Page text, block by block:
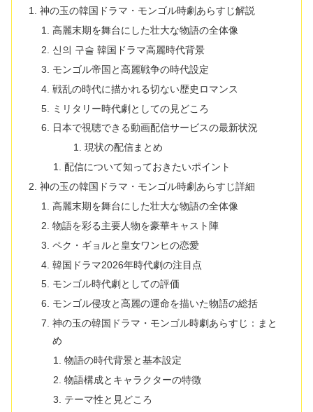
神の玉の韓国ドラマ・モンゴル時劇あらすじ解説
高麗末期を舞台にした壮大な物語の全体像
신의 구슬 韓国ドラマ高麗時代背景
モンゴル帝国と高麗戦争の時代設定
戦乱の時代に描かれる切ない歴史ロマンス
ミリタリー時代劇としての見どころ
日本で視聴できる動画配信サービスの最新状況
現状の配信まとめ
配信について知っておきたいポイント
神の玉の韓国ドラマ・モンゴル時劇あらすじ詳細
高麗末期を舞台にした壮大な物語の全体像
物語を彩る主要人物を豪華キャスト陣
ペク・ギョルと皇女ワンヒの恋愛
韓国ドラマ2026年時代劇の注目点
モンゴル時代劇としての評価
モンゴル侵攻と高麗の運命を描いた物語の総括
神の玉の韓国ドラマ・モンゴル時劇あらすじ：まと
め
物語の時代背景と基本設定
物語構成とキャラクターの特徴
テーマ性と見どころ